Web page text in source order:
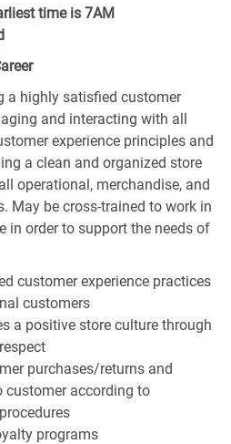
time is 7AM
a highly satisfied customer
and interacting with all
experience principles and
a clean and organized store
operational, merchandise, and
May be cross-trained to work in
in order to support the needs of
customer experience practices
customers
a positive store culture through
purchases/returns and
customer according to
programs